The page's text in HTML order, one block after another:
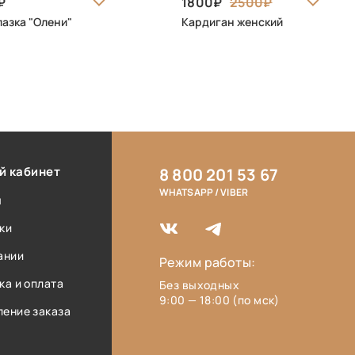
"Олени" Кардиган женский
кабинет
и оплата
заказа
8 800 201 53 67
WHATSAPP / VIBER
Режим работы:
Без выходных
9:00 — 18:00 (по мск)